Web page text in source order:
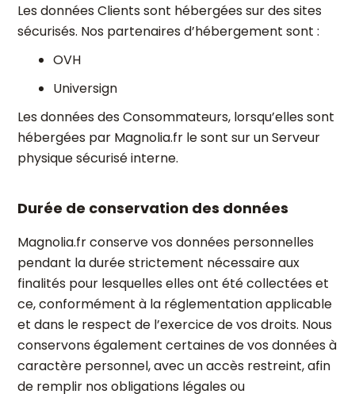
Les données Clients sont hébergées sur des sites
sécurisés. Nos partenaires d’hébergement sont :
OVH
Universign
Les données des Consommateurs, lorsqu’elles sont
hébergées par Magnolia.fr le sont sur un Serveur
physique sécurisé interne.
Durée de conservation des données
Magnolia.fr conserve vos données personnelles
pendant la durée strictement nécessaire aux
finalités pour lesquelles elles ont été collectées et
ce, conformément à la réglementation applicable
et dans le respect de l’exercice de vos droits. Nous
conservons également certaines de vos données à
caractère personnel, avec un accès restreint, afin
de remplir nos obligations légales ou